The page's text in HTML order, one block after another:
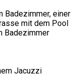
Badezimmer, einer
mit dem Pool
Badezimmer
Jacuzzi